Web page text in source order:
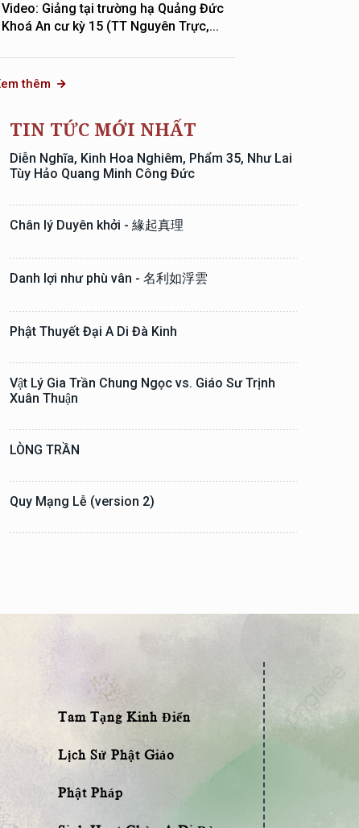
Video: Giảng tại trường hạ Quảng Đức
Khoá An cư kỳ 15 (TT Nguyên Trực,...
thêm
TIN TỨC MỚI NHẤT
Diễn Nghĩa, Kinh Hoa Nghiêm, Phẩm 35, Như Lai
Tùy Hảo Quang Minh Công Đức
Chân lý Duyên khởi - 緣起真理
Danh lợi như phù vân - 名利如浮雲
Phật Thuyết Đại A Di Đà Kinh
Vật Lý Gia Trần Chung Ngọc vs. Giáo Sư Trịnh
Xuân Thuận
LÒNG TRẦN
Quy Mạng Lễ (version 2)
Tam Tạng Kinh Điển
Lịch Sử Phật Giáo
Phật Pháp